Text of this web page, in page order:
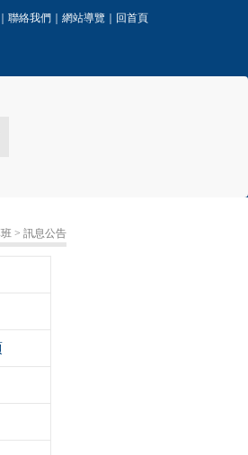
｜聯絡我們 ｜網站導覽 回首頁
> 訊息公告